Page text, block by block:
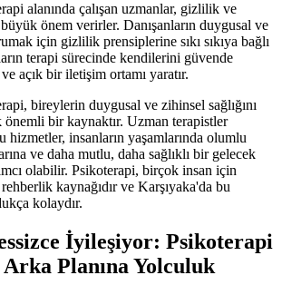
alanında çalışan uzmanlar, gizlilik ve
önem verirler. Danışanların duygusal ve
için gizlilik prensiplerine sıkı sıkıya bağlı
terapi sürecinde kendilerini güvende
açık bir iletişim ortamı yaratır.
bireylerin duygusal ve zihinsel sağlığını
bir kaynaktır. Uzman terapistler
hizmetler, insanların yaşamlarında olumlu
ve daha mutlu, daha sağlıklı bir gelecek
olabilir. Psikoterapi, birçok insan için
kaynağıdır ve Karşıyaka'da bu
kolaydır.
İyileşiyor: Psikoterapi
Arka Planına Yolculuk